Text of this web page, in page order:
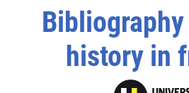
Bibliography
history in